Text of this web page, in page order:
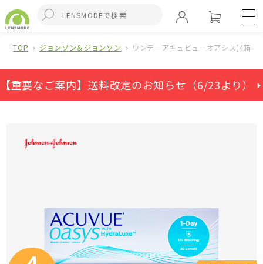
TOP ジョンソン＆ジョンソン ワンデーアキュビューオアシス(4箱セ
【重要なご案内】送料改定のお知らせ（6/23より） ⏵